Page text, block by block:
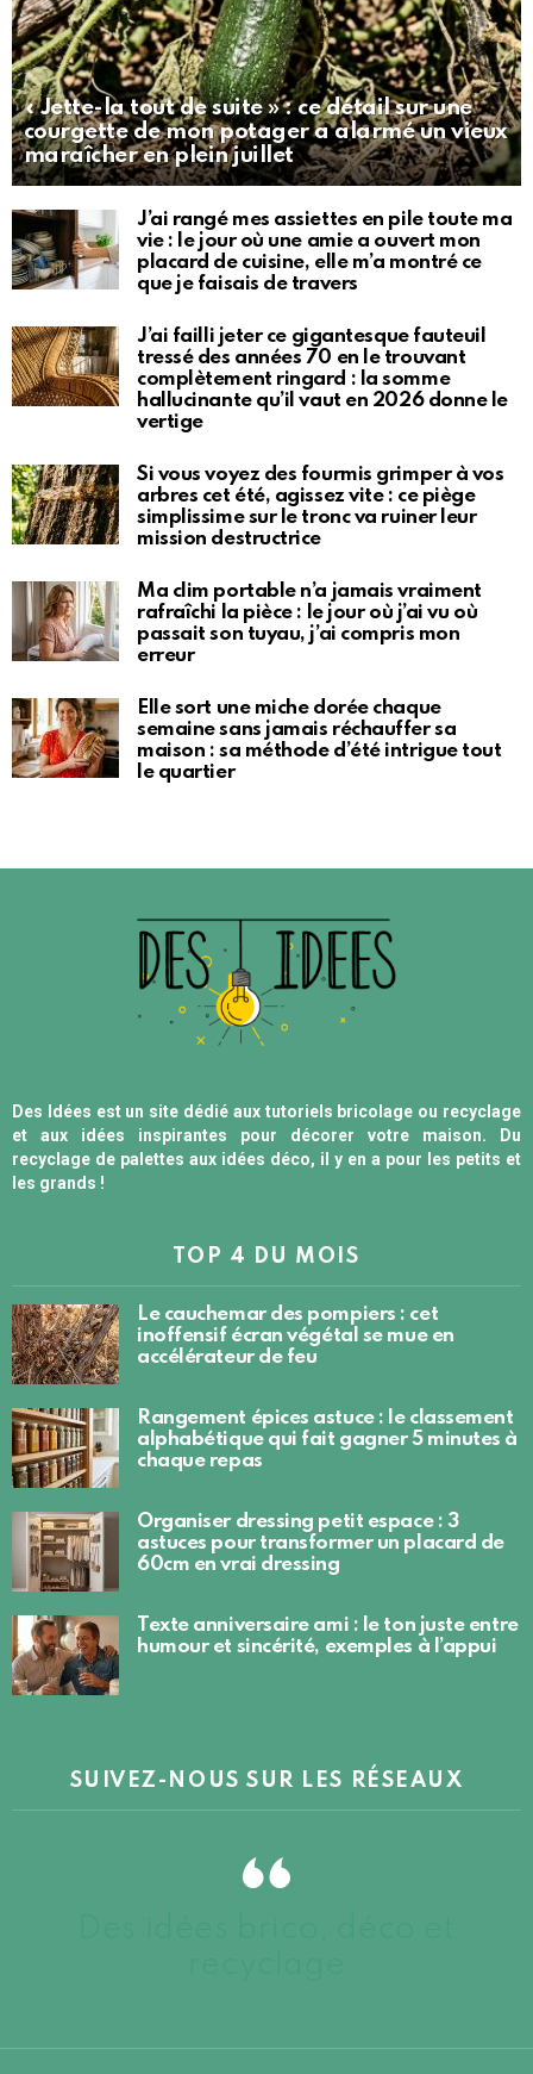
« Jette-la tout de suite » : ce détail sur une
courgette de mon potager a alarmé un vieux
maraîcher en plein juillet
J’ai rangé mes assiettes en pile toute ma
vie : le jour où une amie a ouvert mon
placard de cuisine, elle m’a montré ce
que je faisais de travers
J’ai failli jeter ce gigantesque fauteuil
tressé des années 70 en le trouvant
complètement ringard : la somme
hallucinante qu’il vaut en 2026 donne le
vertige
Si vous voyez des fourmis grimper à vos
arbres cet été, agissez vite : ce piège
simplissime sur le tronc va ruiner leur
mission destructrice
Ma clim portable n’a jamais vraiment
rafraîchi la pièce : le jour où j’ai vu où
passait son tuyau, j’ai compris mon
erreur
Elle sort une miche dorée chaque
semaine sans jamais réchauffer sa
maison : sa méthode d’été intrigue tout
le quartier
Des Idées est un site dédié aux tutoriels bricolage ou recyclage
et aux idées inspirantes pour décorer votre maison. Du
recyclage de palettes aux idées déco, il y en a pour les petits et
les grands !
TOP 4 DU MOIS
Le cauchemar des pompiers : cet
inoffensif écran végétal se mue en
accélérateur de feu
Rangement épices astuce : le classement
alphabétique qui fait gagner 5 minutes à
chaque repas
Organiser dressing petit espace : 3
astuces pour transformer un placard de
60cm en vrai dressing
Texte anniversaire ami : le ton juste entre
humour et sincérité, exemples à l’appui
SUIVEZ-NOUS SUR LES RÉSEAUX